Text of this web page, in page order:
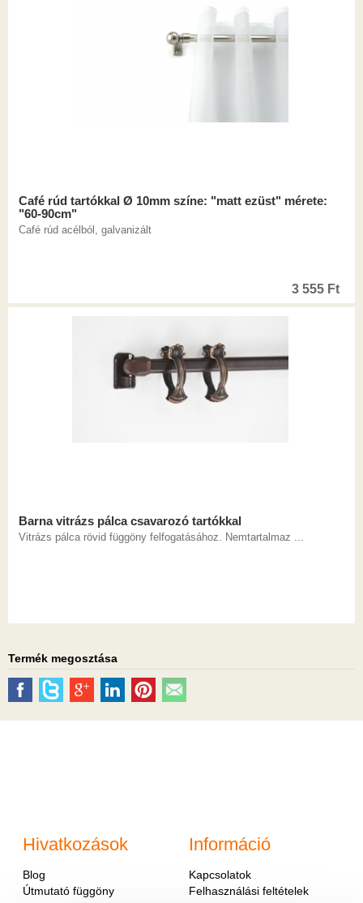
Café rúd tartókkal Ø 10mm színe: "matt ezüst" mérete:
"60-90cm"
Café rúd acélból, galvanizált
3 555 Ft
Barna vitrázs pálca csavarozó tartókkal
Vitrázs pálca rövid függöny felfogatásához. Nemtartalmaz ...
Termék megosztása
Hivatkozások
Blog
Útmutató függöny
Információ
Kapcsolatok
Felhasználási feltételek